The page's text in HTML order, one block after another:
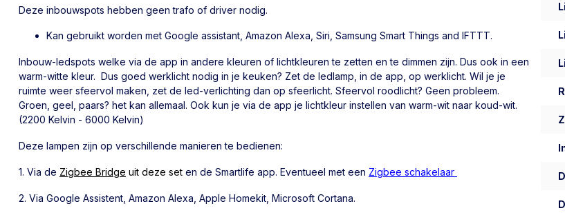
Deze inbouwspots hebben geen trafo of driver nodig.
Kan gebruikt worden met Google assistant, Amazon Alexa, Siri, Samsung Smart Things and IFTTT.
Inbouw-ledspots welke via de app in andere kleuren of lichtkleuren te zetten en te dimmen zijn. Dus ook in een
warm-witte kleur. Dus goed werklicht nodig in je keuken? Zet de ledlamp, in de app, op werklicht. Wil je je
ruimte weer sfeervol maken, zet de led-verlichting dan op sfeerlicht. Sfeervol roodlicht? Geen probleem.
Groen, geel, paars? het kan allemaal. Ook kun je via de app je lichtkleur instellen van warm-wit naar koud-wit.
(2200 Kelvin - 6000 Kelvin)
Deze lampen zijn op verschillende manieren te bedienen:
1. Via de Zigbee Bridge uit deze set en de Smartlife app. Eventueel met een Zigbee schakelaar
2. Via Google Assistent, Amazon Alexa, Apple Homekit, Microsoft Cortana.